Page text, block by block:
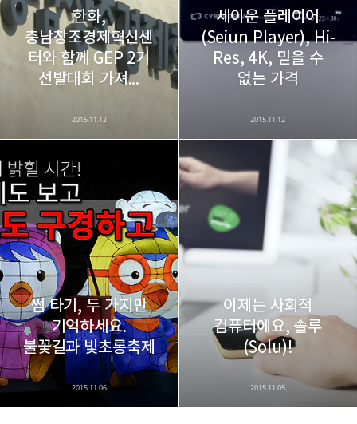
카카오스토리 밴드 네이버 블로그
한화,
충남창조경제혁신센
터와 함께 GEP 2기
선발대회 가져...
2015.11.12
세이운 플레이어
(Seiun Player), Hi-
Res, 4K, 믿을 수
없는 가격
2015.11.12
썸 타기, 두 가지만
기억하세요.
불꽃길과 빛초롱축제
2015.11.06
이제는 사회적
컴퓨터에요, 솔루
(Solu)!
2015.11.05